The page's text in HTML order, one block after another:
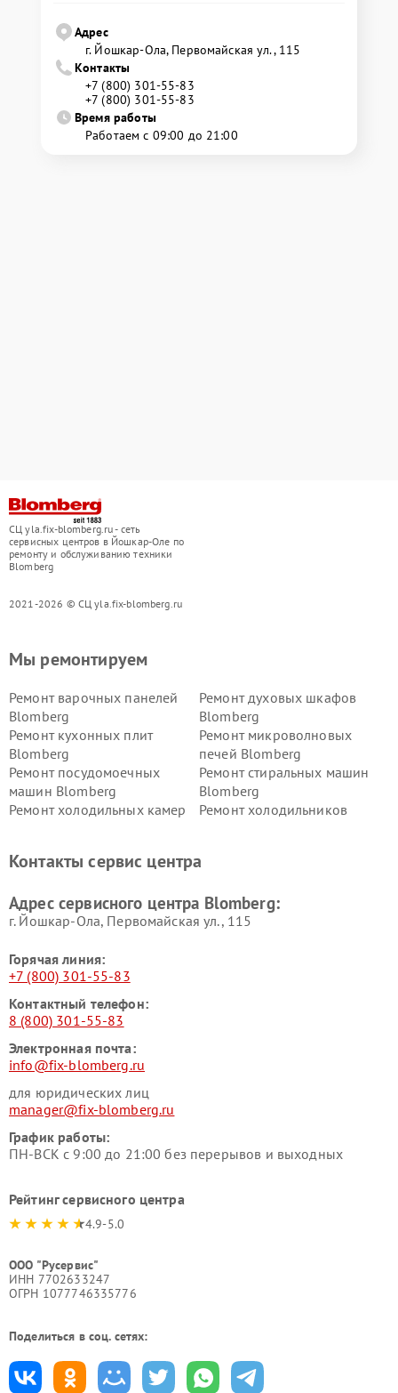
Адрес
г. Йошкар-Ола, Первомайская ул., 115
Контакты
+7 (800) 301-55-83
+7 (800) 301-55-83
Время работы
Работаем с 09:00 до 21:00
СЦ yla.fix-blomberg.ru - сеть
сервисных центров в Йошкар-Оле по
ремонту и обслуживанию техники
Blomberg
2021-2026 © СЦ yla.fix-blomberg.ru
Мы ремонтируем
Ремонт варочных панелей
Blomberg
Ремонт духовых шкафов
Blomberg
Ремонт кухонных плит
Blomberg
Ремонт микроволновых
печей Blomberg
Ремонт посудомоечных
машин Blomberg
Ремонт стиральных машин
Blomberg
Ремонт холодильных камер
Ремонт холодильников
Контакты сервис центра
Адрес сервисного центра Blomberg:
г. Йошкар-Ола, Первомайская ул., 115
Горячая линия:
+7 (800) 301-55-83
Контактный телефон:
8 (800) 301-55-83
Электронная почта:
info@fix-blomberg.ru
для юридических лиц
manager@fix-blomberg.ru
График работы:
ПН-ВСК с 9:00 до 21:00 без перерывов и выходных
Рейтинг сервисного центра
4.9-5.0
ООО "Русервис"
ИНН 7702633247
ОГРН 1077746335776
Поделиться в соц. сетях: